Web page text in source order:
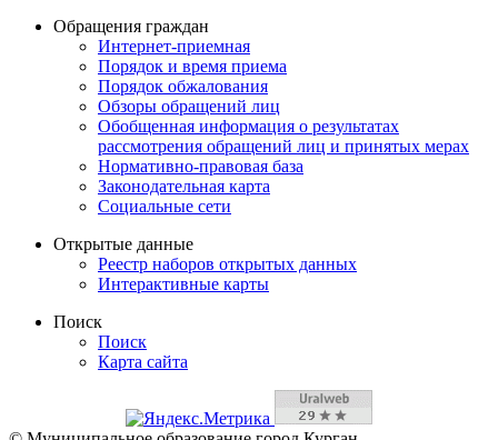
Обращения граждан
Интернет-приемная
Порядок и время приема
Порядок обжалования
Обзоры обращений лиц
Обобщенная информация о результатах
рассмотрения обращений лиц и принятых мерах
Нормативно-правовая база
Законодательная карта
Социальные сети
Открытые данные
Реестр наборов открытых данных
Интерактивные карты
Поиск
Поиск
Карта сайта